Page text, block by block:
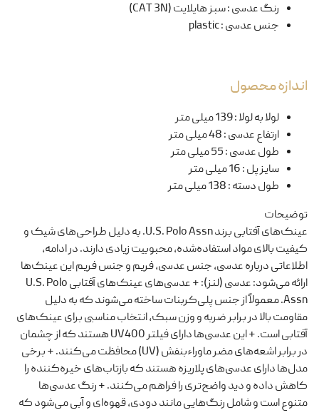
رنگ عدسی:سبز هایلایت (CAT 3N)
جنس عدسی:
plastic
اندازه محصول
لولا به لولا:139 میلی متر
ارتفاع عدسی:48 میلی متر
طول عدسی:55 میلی متر
سایز پل:16 میلی متر
طول دسته:138 میلی متر
توضیحات
عینک‌های آفتابی برند U.S. Polo Assn. به دلیل طراحی‌های شیک و
کیفیت بالای مواد استفاده‌شده، محبوبیت زیادی دارند. در ادامه،
اطلاعاتی درباره عدسی، جنس عدسی، فریم و جنس فریم این عینک‌ها
ارائه می‌شود: عدسی (لنز): + عدسی‌های عینک‌های آفتابی U.S. Polo
Assn. معمولاً از جنس پلی‌کربنات ساخته می‌شوند که به دلیل
مقاومت بالا در برابر ضربه و وزن سبک، انتخاب مناسبی برای عینک‌های
آفتابی است. + این عدسی‌ها دارای فیلتر UV400 هستند که از چشمان
در برابر اشعه‌های مضر ماوراءبنفش (UV) محافظت می‌کنند. + برخی
مدل‌ها دارای عدسی‌های پلاریزه هستند که بازتاب‌های خیره‌کننده را
کاهش داده و دید واضح‌تری را فراهم می‌کنند. + رنگ عدسی‌ها
متنوع است و شامل رنگ‌هایی مانند دودی، قهوه‌ای و آبی می‌شود که